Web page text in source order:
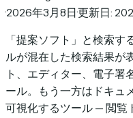
·2026年3月8日·更新日:
「提案ソフト」と検索
ルが混在した検索結果が
ト、エディター、電子署
ール。もう一方はドキュ
可視化するツール — 閲覧